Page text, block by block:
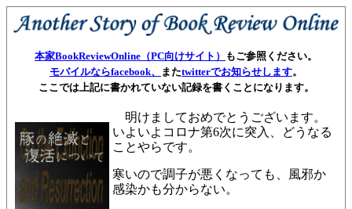
本家BookReviewOnline（PC向けサイト）
もご参照ください。
モバイルならfacebook、
またtwitterでお知らせします。
ここでは上記に書かれていない記録を書くことになります。
明けましておめでとうございます。
いよいよコロナ第6次に突入、どうなる
ことやらです。
寒いので調子が悪くなっても、風邪か
感染かも分からない。